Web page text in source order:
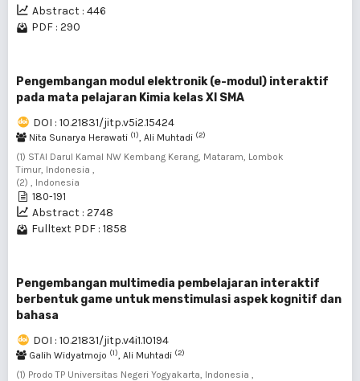
Abstract : 446
PDF : 290
Pengembangan modul elektronik (e-modul) interaktif
pada mata pelajaran Kimia kelas XI SMA
DOI : 10.21831/jitp.v5i2.15424
Nita Sunarya Herawati (1), Ali Muhtadi (2)
(1) STAI Darul Kamal NW Kembang Kerang, Mataram, Lombok
Timur, Indonesia ,
(2) , Indonesia
180-191
Abstract : 2748
Fulltext PDF : 1858
Pengembangan multimedia pembelajaran interaktif
berbentuk game untuk menstimulasi aspek kognitif dan
bahasa
DOI : 10.21831/jitp.v4i1.10194
Galih Widyatmojo (1), Ali Muhtadi (2)
(1) Prodo TP Universitas Negeri Yogyakarta, Indonesia ,